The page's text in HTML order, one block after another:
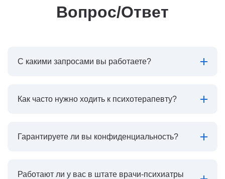
Вопрос/Ответ
С какими запросами вы работаете?
Как часто нужно ходить к психотерапевту?
Гарантируете ли вы конфиденциальность?
Работают ли у вас в штате врачи-психиатры